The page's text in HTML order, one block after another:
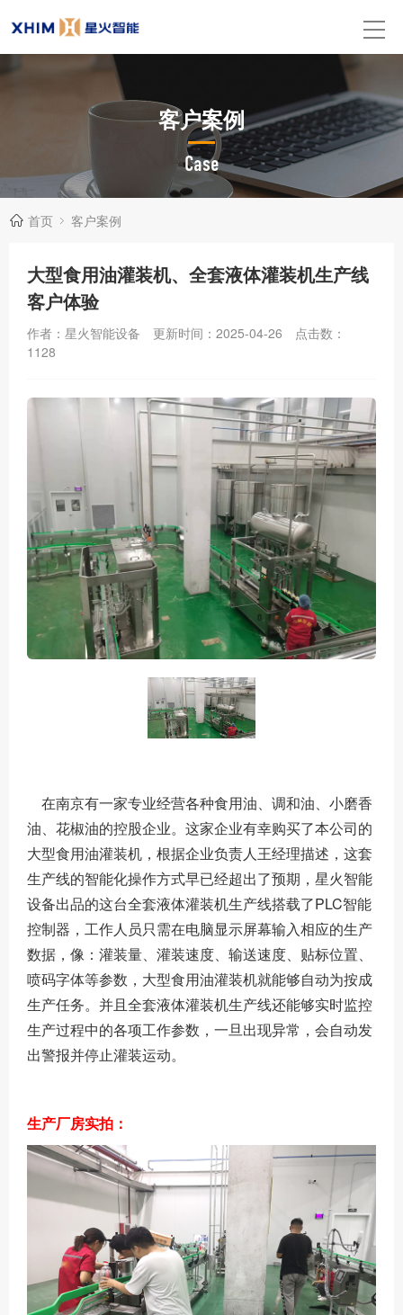
客户案例
Case
首页 客户案例
大型食用油灌装机、全套液体灌装机生产线
客户体验
作者：星火智能设备 更新时间：2025-04-26
点击数：
1128
在南京有一家专业经营各种食用油、调和油、小磨香
油、花椒油的控股企业。这家企业有幸购买了本公司的
大型食用油灌装机，根据企业负责人王经理描述，这套
生产线的智能化操作方式早已经超出了预期，星火智能
设备出品的这台全套液体灌装机生产线搭载了PLC智能
控制器，工作人员只需在电脑显示屏幕输入相应的生产
数据，像：灌装量、灌装速度、输送速度、贴标位置、
喷码字体等参数，大型食用油灌装机就能够自动为按成
生产任务。并且全套液体灌装机生产线还能够实时监控
生产过程中的各项工作参数，一旦出现异常，会自动发
出警报并停止灌装运动。
生产厂房实拍：